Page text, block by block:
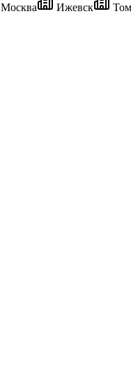
Москва Ижевск